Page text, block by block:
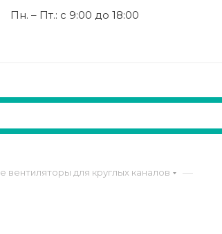
Пн. – Пт.: с 9:00 до 18:00
для круглых каналов —